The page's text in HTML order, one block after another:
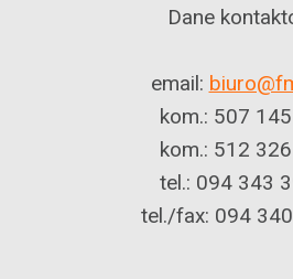
Dane
email:
kom.: 507
kom.: 512
tel.: 094 343
tel./fax: 094